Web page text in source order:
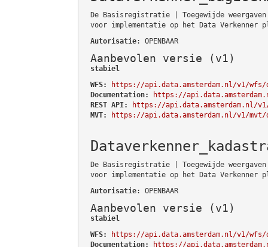
De Basisregistratie | Toegewijde
voor implementatie op het Data Verkenner
Autorisatie: OPENBAAR
Aanbevolen versie (v1)
stabiel
WFS:
https://api.data.amsterdam.nl/v1/wfs/
Documentation:
https://
REST API:
https://api.data.amsterdam.nl/v1/
MVT:
https://api.data.amsterdam.nl/v1/mvt/
De Basisregistratie | Toegewijde
voor implementatie op het Data Verkenner
Autorisatie: OPENBAAR
Aanbevolen versie (v1)
stabiel
WFS:
https://api.data.amsterdam.nl/v1/wfs/
Documentation:
https://